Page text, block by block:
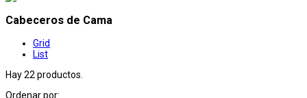
Cabeceros de Cama
Grid
List
Hay 22 productos.
Ordenar por: